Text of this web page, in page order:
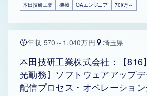
本田技研工業 機械 QAエンジニア 700万～
年収 570～1,040万円 埼玉県
本田技研工業株式会社：【816
光勤務】ソフトウェアアップデ
配信プロセス・オペレーショ